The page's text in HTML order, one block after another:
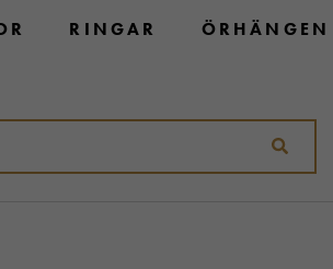
RINGAR ÖRHÄNGEN